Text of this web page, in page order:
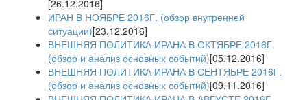
[26.12.2016]
ИРАН В НОЯБРЕ 2016Г. (обзор внутренней
ситуации)[23.12.2016]
ВНЕШНЯЯ ПОЛИТИКА ИРАНА В ОКТЯБРЕ 2016Г.
(обзор и анализ основных событий)[05.12.2016]
ВНЕШНЯЯ ПОЛИТИКА ИРАНА В СЕНТЯБРЕ 2016Г.
(обзор и анализ основных событий)[09.11.2016]